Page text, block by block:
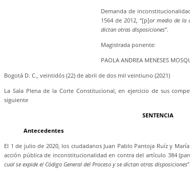
Demanda de
1564 de 2012, “[p]or medio de la
dictan otras disposiciones”.
Magistrada ponente:
PAOLA ANDREA MENESES
Bogotá D. C., veintidós (22) de abril de dos mil veintiuno (2021)
La Sala Plena de la Corte Constitucional, en ejercicio de sus
siguiente
SENTENCIA
Antecedentes
El 1 de julio de 2020, los ciudadanos Juan Pablo Pantoja Ruíz y
acción pública de inconstitucionalidad en contra del artículo 384
cual se expide el Código General del Proceso y se dictan otras disposiciones”.